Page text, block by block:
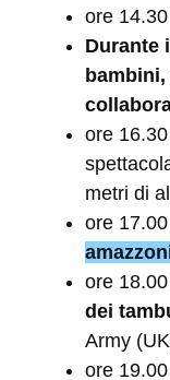
ore 14.30
Durante
ore 16.30
metri di
ore 17.00
ore 18.00
dei
Army
ore